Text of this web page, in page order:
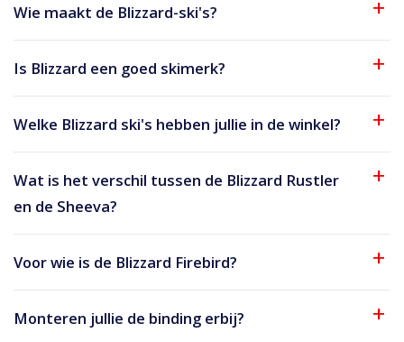
Wie maakt de Blizzard-ski's?
Is Blizzard een goed skimerk?
Welke Blizzard ski's hebben jullie in de winkel?
Wat is het verschil tussen de Blizzard Rustler
en de Sheeva?
Voor wie is de Blizzard Firebird?
Monteren jullie de binding erbij?